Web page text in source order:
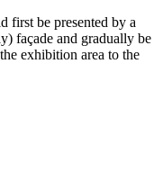
first be presented by a
façade and gradually be
exhibition area to the